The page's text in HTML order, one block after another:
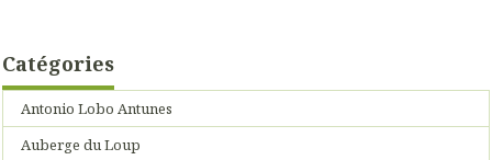
Catégories
Antonio Lobo Antunes
Auberge du Loup